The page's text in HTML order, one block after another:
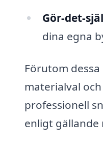
Gör-det-
dina egna
Förutom
materialval
professionell
enligt gällande